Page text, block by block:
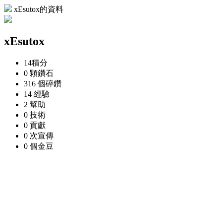
xEsutox的資料
xEsutox
14積分
0 顆鑽石
316 個碎鑽
14 經驗
2 幫助
0 技術
0 貢獻
0 次宣傳
0 個金豆